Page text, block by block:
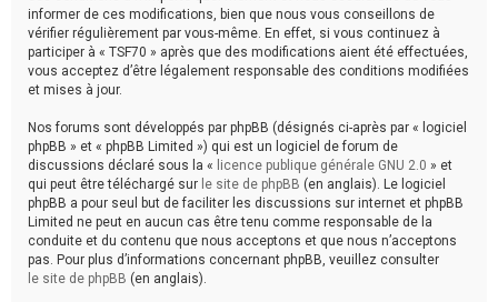
informer de ces modifications, bien que nous vous conseillons de
vérifier régulièrement par vous-même. En effet, si vous continuez à
participer à « TSF70 » après que des modifications aient été effectuées,
vous acceptez d’être légalement responsable des conditions modifiées
et mises à jour.
Nos forums sont développés par phpBB (désignés ci-après par « logiciel
phpBB » et « phpBB Limited ») qui est un logiciel de forum de
discussions déclaré sous la « licence publique générale GNU 2.0 » et
qui peut être téléchargé sur le site de phpBB (en anglais). Le logiciel
phpBB a pour seul but de faciliter les discussions sur internet et phpBB
Limited ne peut en aucun cas être tenu comme responsable de la
conduite et du contenu que nous acceptons et que nous n’acceptons
pas. Pour plus d’informations concernant phpBB, veuillez consulter
le site de phpBB (en anglais).